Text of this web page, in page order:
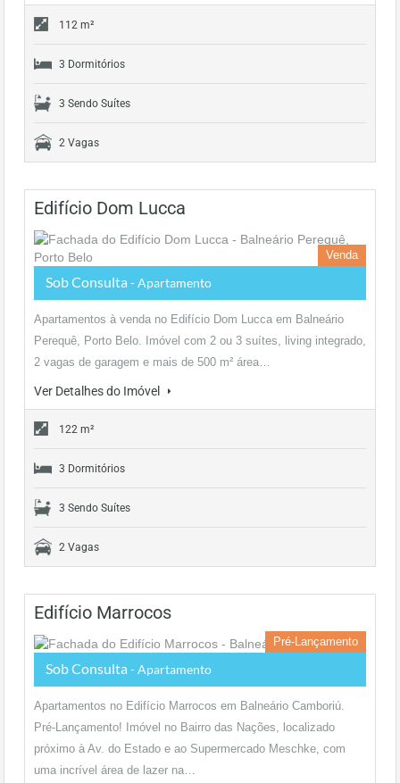
112 m²
3 Dormitórios
3 Sendo Suítes
2 Vagas
Edifício Dom Lucca
Venda
Sob Consulta - Apartamento
Apartamentos à venda no Edifício Dom Lucca em Balneário
Perequê, Porto Belo. Imóvel com 2 ou 3 suítes, living integrado,
2 vagas de garagem e mais de 500 m² área…
Ver Detalhes do Imóvel
122 m²
3 Dormitórios
3 Sendo Suítes
2 Vagas
Edifício Marrocos
Pré-Lançamento
Sob Consulta - Apartamento
Apartamentos no Edifício Marrocos em Balneário Camboriú.
Pré-Lançamento! Imóvel no Bairro das Nações, localizado
próximo à Av. do Estado e ao Supermercado Meschke, com
uma incrível área de lazer na…